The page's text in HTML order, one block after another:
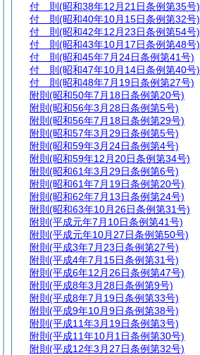
付 則 (昭和38年12月21日条例第35号)
付 則 (昭和40年10月15日条例第32号)
付 則 (昭和42年12月23日条例第54号)
付 則 (昭和43年10月17日条例第48号)
付 則 (昭和45年7月24日条例第41号)
付 則 (昭和47年10月14日条例第40号)
付 則 (昭和48年7月19日条例第27号)
附則 (昭和50年7月18日条例第20号)
附則 (昭和56年3月28日条例第5号)
附則 (昭和56年7月18日条例第29号)
附則 (昭和57年3月29日条例第5号)
附則 (昭和59年3月24日条例第4号)
附則 (昭和59年12月20日条例第34号)
附則 (昭和61年3月29日条例第6号)
附則 (昭和61年7月19日条例第20号)
附則 (昭和62年7月13日条例第24号)
附則 (昭和63年10月26日条例第31号)
附則 (平成元年7月10日条例第41号)
附則 (平成元年10月27日条例第50号)
附則 (平成3年7月23日条例第27号)
附則 (平成4年7月15日条例第31号)
附則 (平成6年12月26日条例第47号)
附則 (平成8年3月28日条例第9号)
附則 (平成8年7月19日条例第33号)
附則 (平成9年10月9日条例第38号)
附則 (平成11年3月19日条例第3号)
附則 (平成11年10月1日条例第30号)
附則 (平成12年3月27日条例第32号)